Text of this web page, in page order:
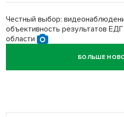
Честный выбор:
объективность результатов
области
Кибертанки пошли в бой:
БОЛЬШЕ